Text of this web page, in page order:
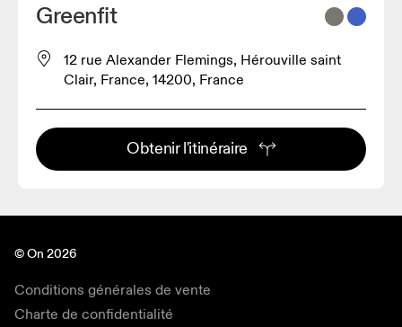
Greenfit
12 rue Alexander Flemings, Hérouville saint
Clair, France, 14200, France
Obtenir l'itinéraire
© On 2026
Conditions générales de vente
Charte de confidentialité